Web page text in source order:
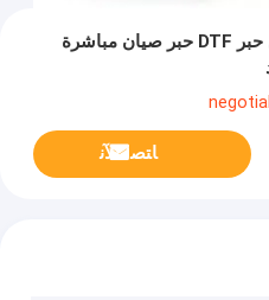
حبر مائى على أساس 1000 مل حبر DTF حبر صيان مباشرة
ﺎﺘﺼﻟ ﺍﻶﻧ